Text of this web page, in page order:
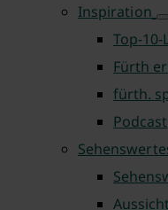
Inspiration
Top-10-
Fürth
fürth.
Podcast